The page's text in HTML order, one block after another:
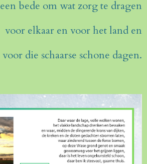
een bede om wat zorg te dragen
voor elkaar en voor het land en
voor die schaarse schone dagen.